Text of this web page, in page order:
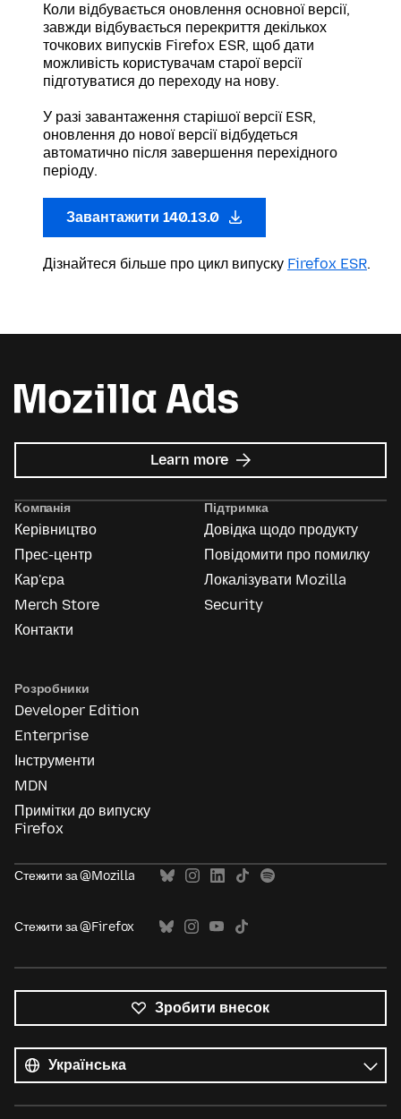
Коли відбувається оновлення основної версії,
завжди відбувається перекриття декількох
точкових випусків Firefox ESR, щоб дати
можливість користувачам старої версії
підготуватися до переходу на нову.
У разі завантаження старішої версії ESR,
оновлення до нової версії відбудеться
автоматично після завершення перехідного
періоду.
Завантажити 140.13.0
Дізнайтеся більше про цикл випуску Firefox ESR.
Learn more about
Mozilla
Компанія
Керівництво
Прес-центр
Кар'єра
Merch Store
Контакти
Підтримка
Довідка щодо продукту
Повідомити про помилку
Локалізувати Mozilla
Security
Розробники
Developer Edition
Enterprise
Інструменти
MDN
Примітки до випуску
Firefox
Стежити за @Mozilla
Стежити за @Firefox
Зробити внесок
мови
Мова